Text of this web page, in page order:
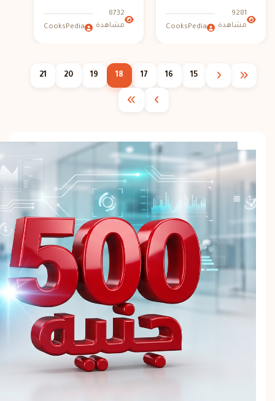
9281
مشاهدة
CooksPedia
8732
مشاهدة
CooksPedia
15
16
17
18
19
20
21